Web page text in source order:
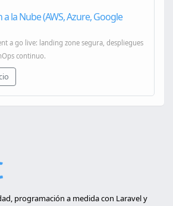
la Nube (AWS, Azure, Google
a go live: landing zone segura, despliegues
continuo.
programación a medida con Laravel y